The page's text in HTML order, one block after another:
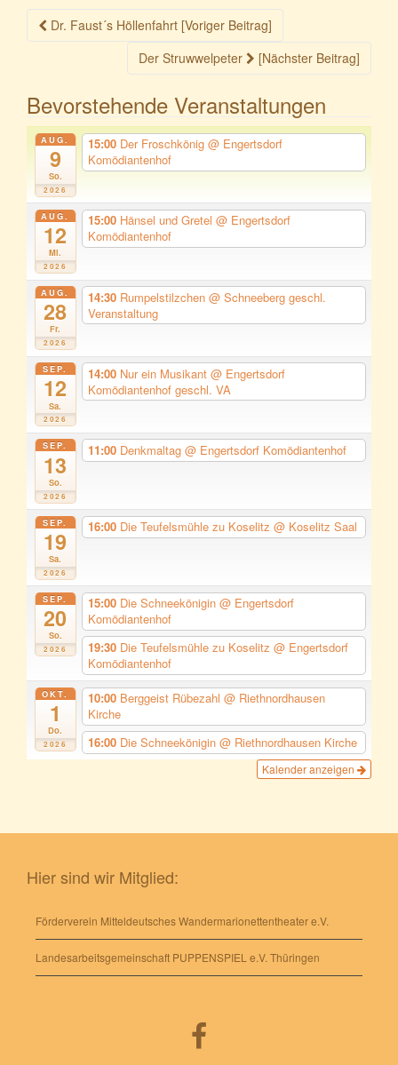
Beitragsnavigation
Dr. Faust´s Höllenfahrt [Voriger Beitrag]
Der Struwwelpeter
[Nächster Beitrag]
Bevorstehende Veranstaltungen
AUG.
9
So.
2026
15:00 Der Froschkönig @ Engertsdorf
Komödiantenhof
AUG.
12
Mi.
2026
15:00 Hänsel und Gretel @ Engertsdorf
Komödiantenhof
AUG.
28
Fr.
2026
14:30 Rumpelstilzchen @ Schneeberg geschl.
Veranstaltung
SEP.
12
Sa.
2026
14:00 Nur ein Musikant @ Engertsdorf
Komödiantenhof geschl. VA
SEP.
13
So.
2026
11:00 Denkmaltag @ Engertsdorf Komödiantenhof
SEP.
19
Sa.
2026
16:00 Die Teufelsmühle zu Koselitz @ Koselitz Saal
SEP.
20
So.
2026
15:00 Die Schneekönigin @ Engertsdorf
Komödiantenhof
19:30 Die Teufelsmühle zu Koselitz @ Engertsdorf
Komödiantenhof
OKT.
1
Do.
2026
10:00 Berggeist Rübezahl @ Riethnordhausen
Kirche
16:00 Die Schneekönigin @ Riethnordhausen Kirche
Kalender anzeigen
Hier sind wir Mitglied:
Förderverein Mitteldeutsches Wandermarionettentheater e.V.
Landesarbeitsgemeinschaft PUPPENSPIEL e.V. Thüringen